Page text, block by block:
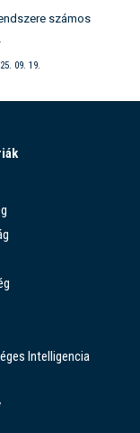
számos
09. 19.
Intelligencia